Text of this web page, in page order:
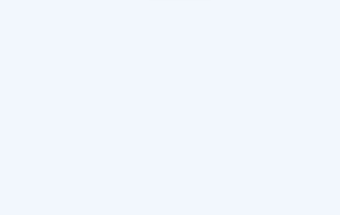
Aracı
sınava hazırlayacak onlarca eğitim seni bekliyor!